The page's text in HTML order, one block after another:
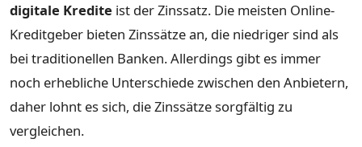
digitale Kredite ist der Zinssatz. Die meisten Online-
Kreditgeber bieten Zinssätze an, die niedriger sind als
bei traditionellen Banken. Allerdings gibt es immer
noch erhebliche Unterschiede zwischen den Anbietern,
daher lohnt es sich, die Zinssätze sorgfältig zu
vergleichen.